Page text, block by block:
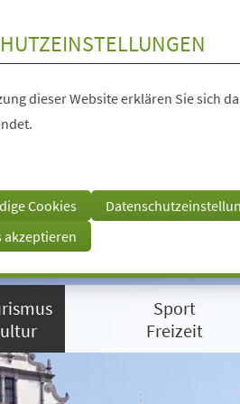
dieser Website erklären Sie sich
Cookies
akzeptieren
Sport
Freizeit